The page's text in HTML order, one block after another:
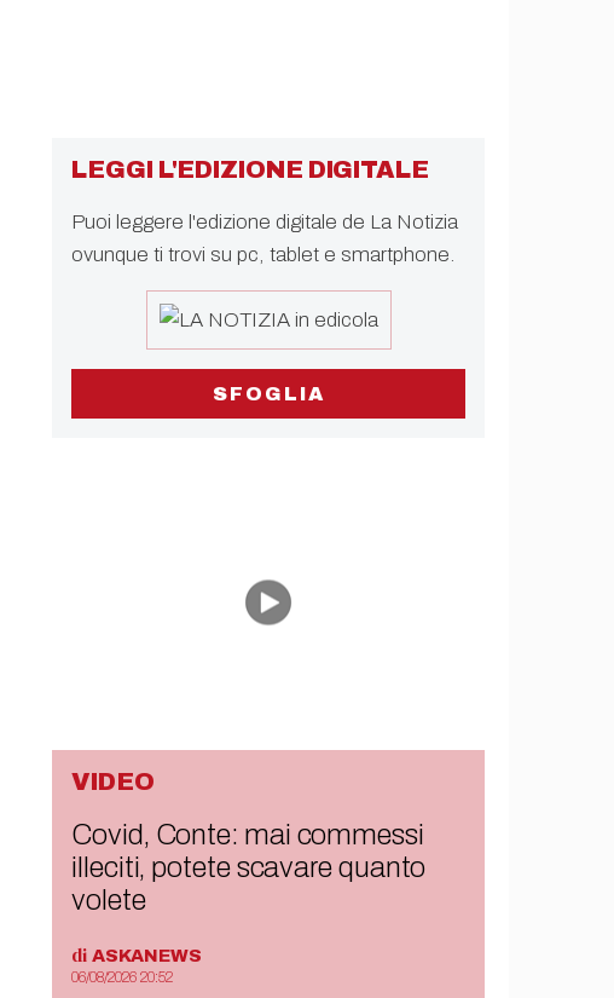
LEGGI L'EDIZIONE DIGITALE
Puoi leggere l'edizione digitale de La Notizia
ovunque ti trovi su pc, tablet e smartphone.
SFOGLIA
VIDEO
Covid, Conte: mai commessi
illeciti, potete scavare quanto
volete
di ASKANEWS
06/08/2026 20:52